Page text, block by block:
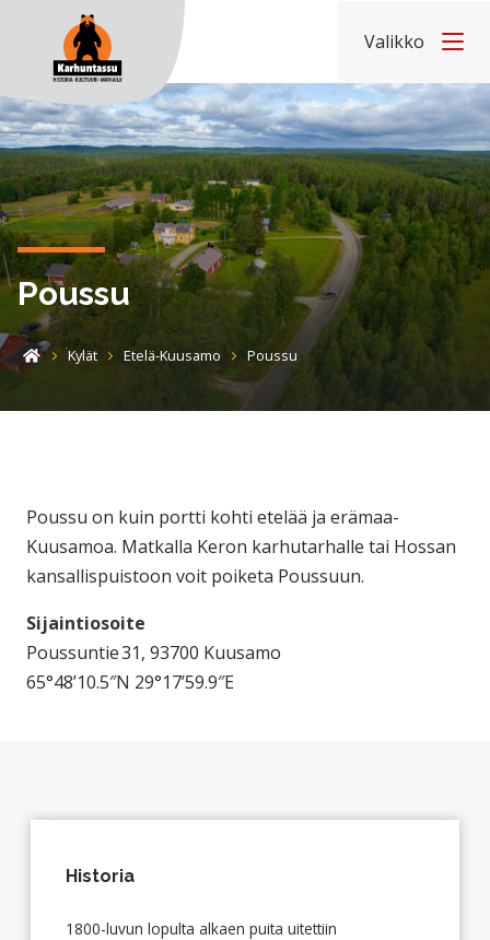
Hyppää sisältöön
Etusivu
Valikko
Poussu
EtusivuKylät Etelä-Kuusamo Poussu
Poussu on kuin portti kohti etelää ja erämaa-
Kuusamoa. Matkalla Keron karhutarhalle tai Hossan
kansallispuistoon voit poiketa Poussuun.
Sijaintiosoite
Poussuntie 31, 93700 Kuusamo
65°48’10.5″N 29°17’59.9″E
Historia
1800-luvun lopulta alkaen puita uitettiin